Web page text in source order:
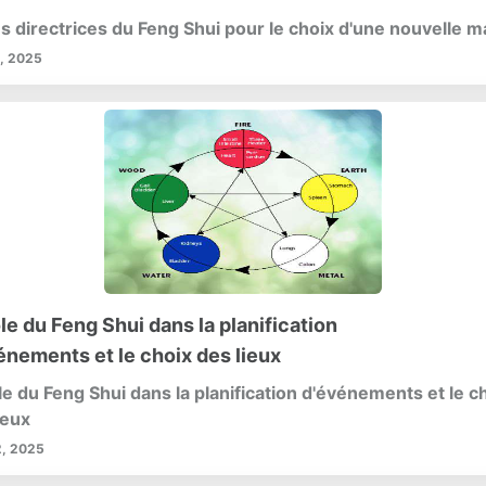
pour une expérience sans encombrement. Mettez
une stratégie de rotation saisonnière pour garder votre
frais et pertinent toute l'année. Ne négligez pas
la porte, qui peut offrir des opportunités de stockage
Enfin, apprenez à entretenir votre placard
routine cohérente qui empêche le désordre de
l'organisation de votre placard et profitez d'un
à vos styles préférés.
directrices du Feng Shui pour le choix d'une nouvelle
2025
du Feng Shui dans la planification
et le choix des lieux
du Feng Shui dans la planification d'événements et le
2025